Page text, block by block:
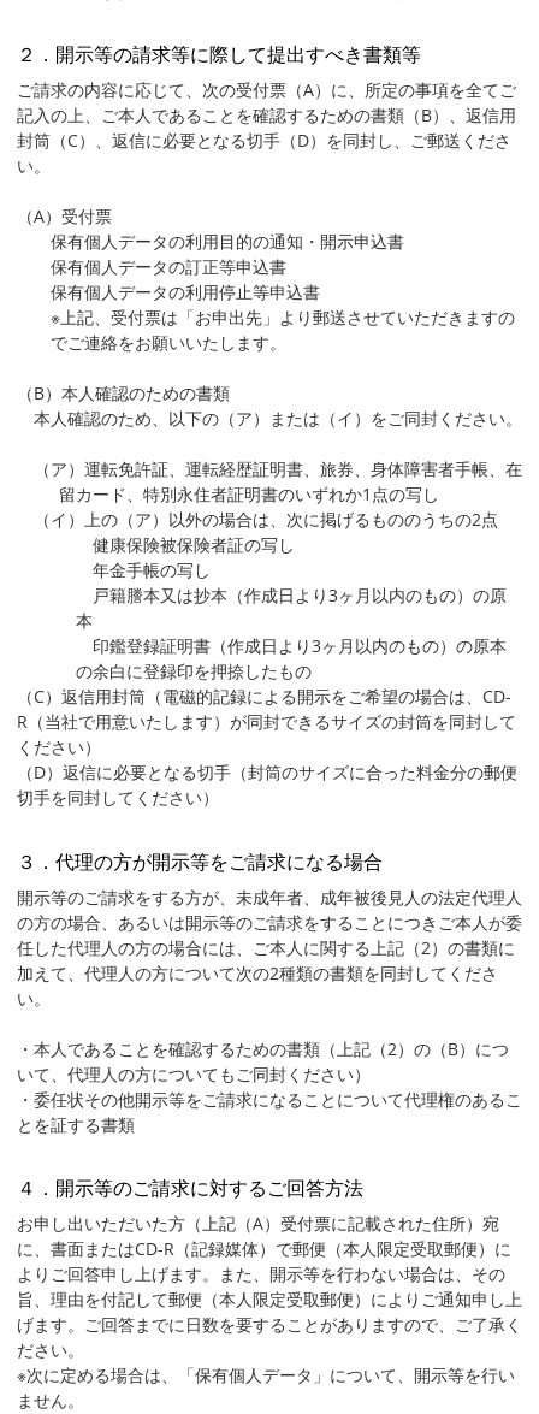
２．開示等の請求等に際して提出すべき書類等
ご請求の内容に応じて、次の受付票（A）に、所定の事項を全てご
記入の上、ご本人であることを確認するための書類（B）、返信用
封筒（C）、返信に必要となる切手（D）を同封し、ご郵送くださ
い。
（A）受付票
保有個人データの利用目的の通知・開示申込書
保有個人データの訂正等申込書
保有個人データの利用停止等申込書
※上記、受付票は「お申出先」より郵送させていただきますの
でご連絡をお願いいたします。
（B）本人確認のための書類
本人確認のため、以下の（ア）または（イ）をご同封ください。
（ア）運転免許証、運転経歴証明書、旅券、身体障害者手帳、在
留カード、特別永住者証明書のいずれか1点の写し
（イ）上の（ア）以外の場合は、次に掲げるもののうちの2点
健康保険被保険者証の写し
年金手帳の写し
戸籍謄本又は抄本（作成日より3ヶ月以内のもの）の原
本
印鑑登録証明書（作成日より3ヶ月以内のもの）の原本
の余白に登録印を押捺したもの
（C）返信用封筒（電磁的記録による開示をご希望の場合は、CD-
R（当社で用意いたします）が同封できるサイズの封筒を同封して
ください）
（D）返信に必要となる切手（封筒のサイズに合った料金分の郵便
切手を同封してください）
３．代理の方が開示等をご請求になる場合
開示等のご請求をする方が、未成年者、成年被後見人の法定代理人
の方の場合、あるいは開示等のご請求をすることにつきご本人が委
任した代理人の方の場合には、ご本人に関する上記（2）の書類に
加えて、代理人の方について次の2種類の書類を同封してくださ
い。
・本人であることを確認するための書類（上記（2）の（B）につ
いて、代理人の方についてもご同封ください）
・委任状その他開示等をご請求になることについて代理権のあるこ
とを証する書類
４．開示等のご請求に対するご回答方法
お申し出いただいた方（上記（A）受付票に記載された住所）宛
に、書面またはCD-R（記録媒体）で郵便（本人限定受取郵便）に
よりご回答申し上げます。また、開示等を行わない場合は、その
旨、理由を付記して郵便（本人限定受取郵便）によりご通知申し上
げます。ご回答までに日数を要することがありますので、ご了承く
ださい。
※次に定める場合は、「保有個人データ」について、開示等を行い
ません。